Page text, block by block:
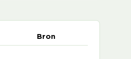
Bron